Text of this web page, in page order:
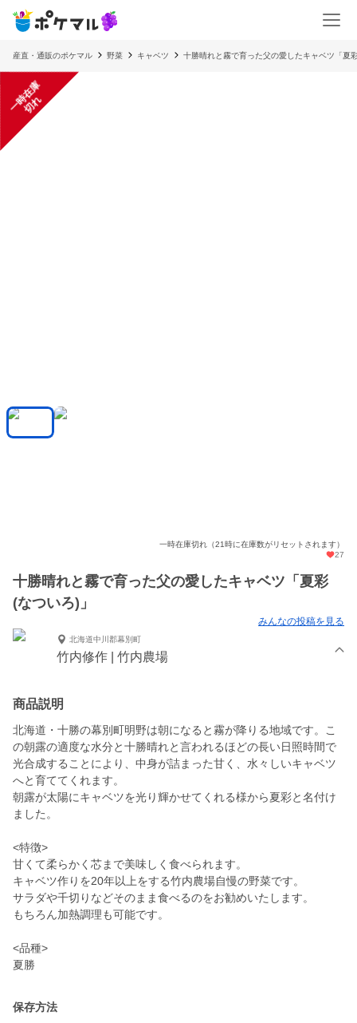
産直・通販のポケマル 野菜 キャベツ 十勝晴れと霧で育った父の愛したキャベツ「夏
一
時
在
庫
切
れ
一時在庫切れ（21時に在庫数がリセットされます）
27
十勝晴れと霧で育った父の愛したキャベツ「夏彩
(なついろ)」
みんなの投稿を見る
北海道中川郡幕別町
竹内修作 | 竹内農場
商品説明
北海道・十勝の幕別町明野は朝になると霧が降りる地域です。こ
の朝露の適度な水分と十勝晴れと言われるほどの長い日照時間で
光合成することにより、中身が詰まった甘く、水々しいキャベツ
へと育ててくれます。
朝露が太陽にキャベツを光り輝かせてくれる様から夏彩と名付け
ました。
<特徴>
甘くて柔らかく芯まで美味しく食べられます。
キャベツ作りを20年以上をする竹内農場自慢の野菜です。
サラダや千切りなどそのまま食べるのをお勧めいたします。
もちろん加熱調理も可能です。
<品種>
保存方法